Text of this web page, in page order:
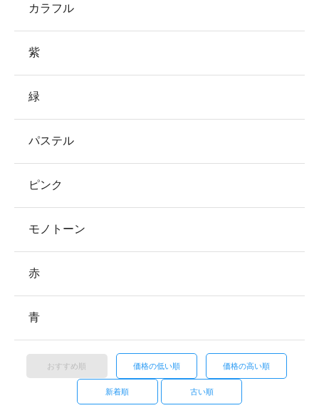
カラフル
紫
緑
パステル
ピンク
モノトーン
赤
青
おすすめ順 価格の低い順 価格の高い順
新着順 古い順